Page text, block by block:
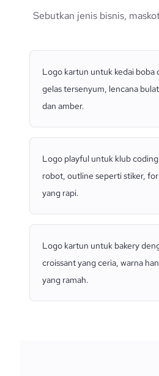
Sebutkan jenis bisnis,
Logo kartun untuk kedai boba
gelas tersenyum, lencana
dan amber.
Logo playful untuk klub
robot, outline seperti stiker,
yang rapi.
Logo kartun untuk bakery
croissant yang ceria, warna
yang ramah.